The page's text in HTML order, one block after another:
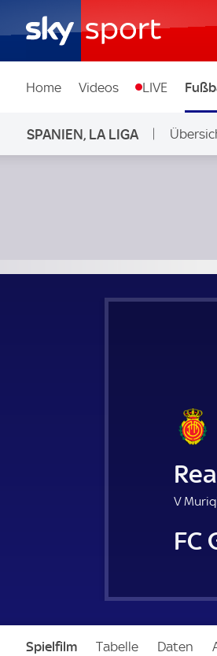
Home Videos LIVE
SPANIEN, LA LIGA
V
FC
Spielfilm Tabelle Daten